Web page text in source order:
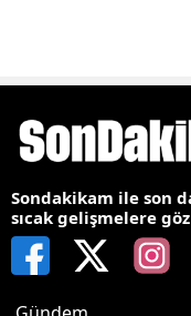
Sondakikam ile son
sıcak gelişmelere